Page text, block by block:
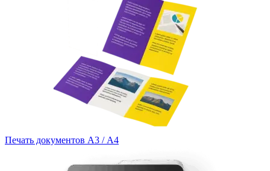
Печать документов А3 / А4